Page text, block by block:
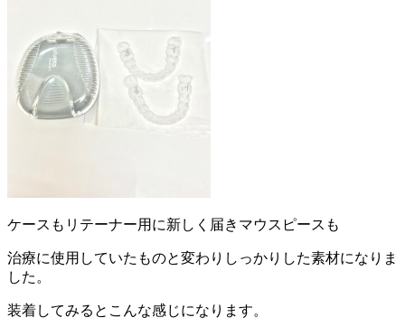
ケースもリテーナー用に新しく届きマウスピースも
治療に使用していたものと変わりしっかりした素材になりま
した。
装着してみるとこんな感じになります。